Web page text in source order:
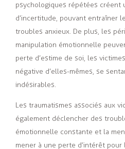
psychologiques répétées créent
d’incertitude, pouvant entraîner
troubles anxieux. De plus, les
manipulation émotionnelle
perte d’estime de soi, les
négative d’elles-mêmes, se
indésirables.
Les traumatismes associés aux
également déclencher des
émotionnelle constante et la
mener à une perte d’intérêt pour